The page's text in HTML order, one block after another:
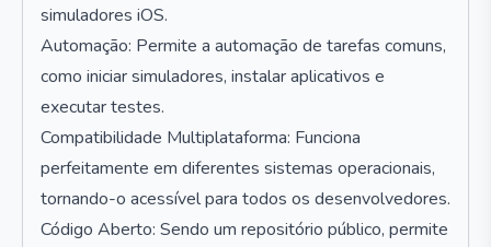
simuladores iOS.
Automação: Permite a automação de tarefas comuns,
como iniciar simuladores, instalar aplicativos e
executar testes.
Compatibilidade Multiplataforma: Funciona
perfeitamente em diferentes sistemas operacionais,
tornando-o acessível para todos os desenvolvedores.
Código Aberto: Sendo um repositório público, permite